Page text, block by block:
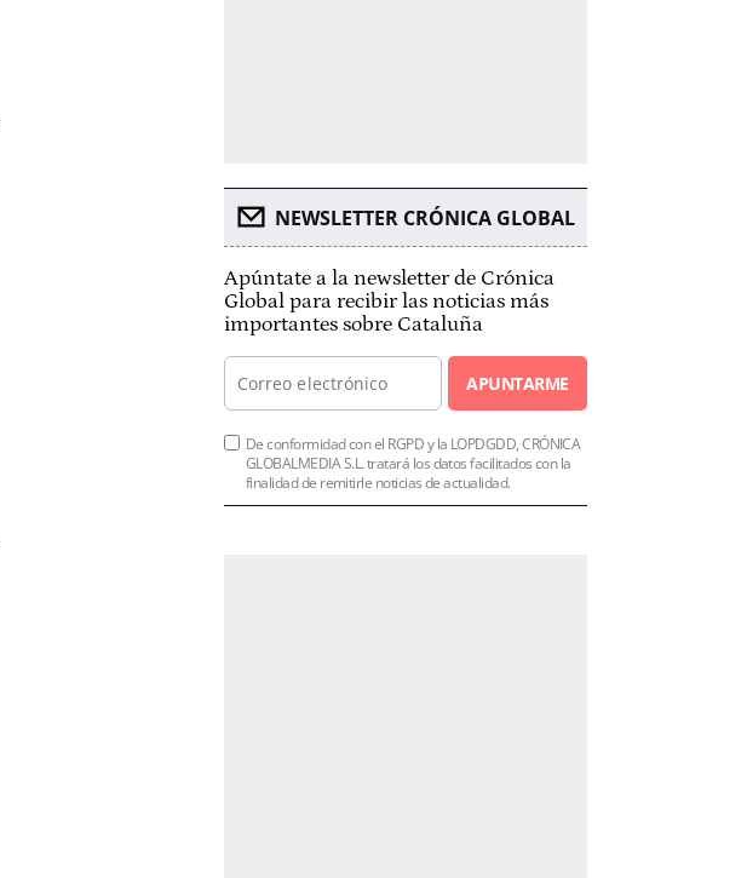
NEWSLETTER CRÓNICA GLOBAL
Apúntate a la newsletter de Crónica
Global para recibir las noticias más
importantes sobre Cataluña
APUNTARME
De conformidad con el RGPD y la LOPDGDD, CRÓNICA
GLOBALMEDIA S.L. tratará los datos facilitados con la
finalidad de remitirle noticias de actualidad.